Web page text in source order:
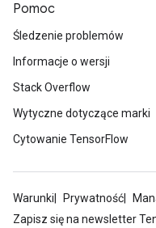
Pomoc
Śledzenie problemów
Informacje o wersji
Stack Overflow
Wytyczne dotyczące marki
Cytowanie TensorFlow
Warunki Prywatność
Zapisz się na newsletter